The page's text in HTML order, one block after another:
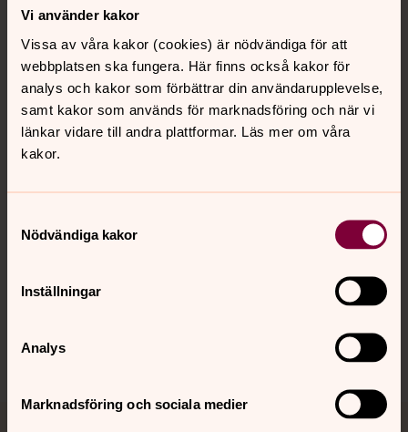
Vi använder kakor
Vissa av våra kakor (cookies) är nödvändiga för att
webbplatsen ska fungera. Här finns också kakor för
analys och kakor som förbättrar din användarupplevelse,
samt kakor som används för marknadsföring och när vi
länkar vidare till andra plattformar. Läs mer om våra
kakor.
Nödvändiga kakor
Inställningar
Analys
Marknadsföring och sociala medier
Kontakt
Kalender
Hitta snabbt
Sociala kanaler